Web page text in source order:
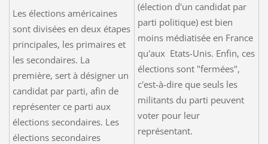
Les élections américaines
sont divisées en deux étapes
principales, les primaires et
les secondaires. La
première, sert à désigner un
candidat par parti, afin de
représenter ce parti aux
élections secondaires. Les
élections secondaires
(élection d'un candidat par
parti politique) est bien
moins médiatisée en France
qu'aux Etats-Unis. Enfin, ces
élections sont "fermées",
c'est-à-dire que seuls les
militants du parti peuvent
voter pour leur
représentant.